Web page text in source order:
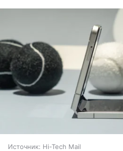
Источник: Hi-Tech Mail